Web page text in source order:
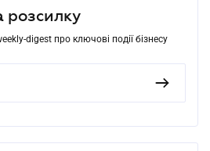
розсилку
digest про ключові події бізнесу